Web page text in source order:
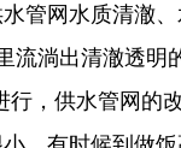
管网水质清澈
流淌出清澈透明
行，供水管网的